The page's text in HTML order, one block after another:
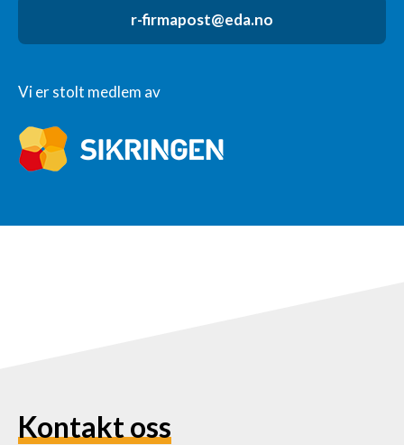
r-firmapost@eda.no
Vi er stolt medlem av
Kontakt oss